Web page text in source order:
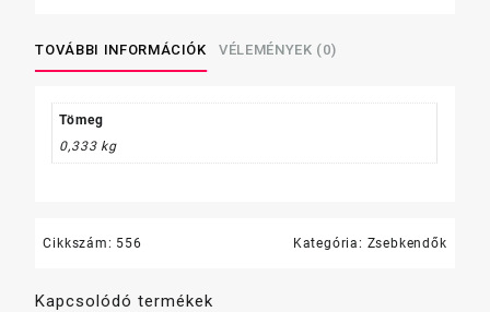
,100
db-
/118/
mennyiség
TOVÁBBI INFORMÁCIÓK VÉLEMÉNYEK (0)
Tömeg
0,333 kg
Cikkszám: 556 Kategória: Zsebkendők
Kapcsolódó termékek